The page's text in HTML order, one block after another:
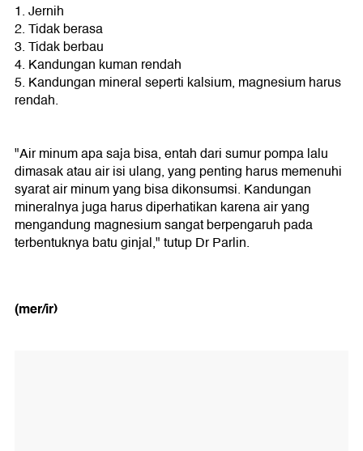
1. Jernih
2. Tidak berasa
3. Tidak berbau
4. Kandungan kuman rendah
5. Kandungan mineral seperti kalsium, magnesium harus
rendah.
"Air minum apa saja bisa, entah dari sumur pompa lalu
dimasak atau air isi ulang, yang penting harus memenuhi
syarat air minum yang bisa dikonsumsi. Kandungan
mineralnya juga harus diperhatikan karena air yang
mengandung magnesium sangat berpengaruh pada
terbentuknya batu ginjal," tutup Dr Parlin.
(mer/ir)